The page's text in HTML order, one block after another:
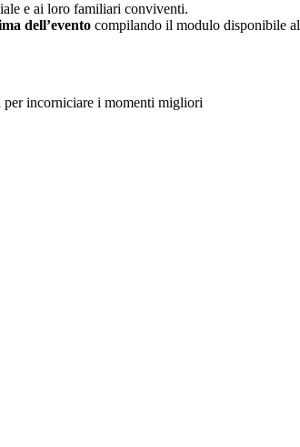
e ai loro familiari conviventi.
dell’evento compilando il modulo disponibile al
per incorniciare i momenti migliori